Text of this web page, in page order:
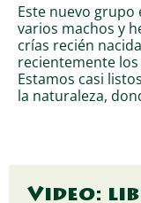
Este nuevo
varios machos y
crías recién
recientemente
Estamos casi
la naturaleza,
Video: